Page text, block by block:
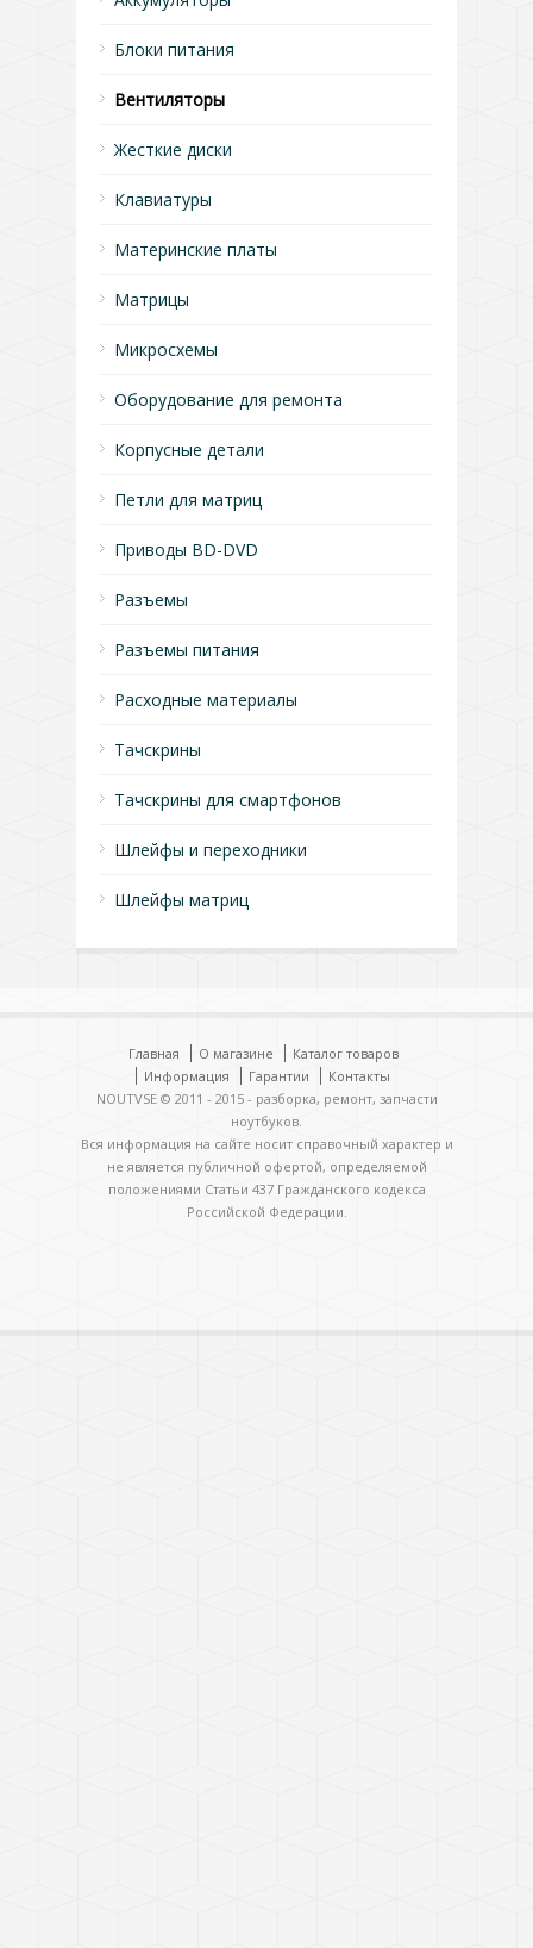
Блоки питания
Вентиляторы
Жесткие диски
Клавиатуры
Материнские платы
Матрицы
Микросхемы
Оборудование для ремонта
Корпусные детали
Петли для матриц
Приводы BD-DVD
Разъемы
Разъемы питания
Расходные материалы
Тачскрины
Тачскрины для смартфонов
Шлейфы и переходники
Шлейфы матриц
Главная О магазине
Каталог товаров
Информация
Гарантии
Контакты
NOUTVSE © 2011 - 2015 - разборка, ремонт, запчасти
ноутбуков.
Вся информация на сайте носит справочный характер и
не является публичной офертой, определяемой
положениями Статьи 437 Гражданского кодекса
Российской Федерации.